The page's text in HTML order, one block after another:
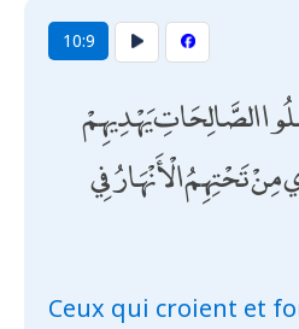
10:9
الصَّالِحَاتِ يَهْدِيهِمْ
تَحْتِهِمُ الْأَنْهَارُ فِي
Ceux qui croient et